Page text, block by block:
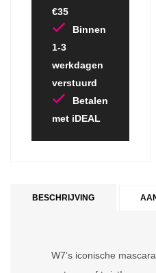
€35
Binnen
1-3
werkdagen
verstuurd
Betalen
met iDEAL
BESCHRIJVING
W7’s iconische